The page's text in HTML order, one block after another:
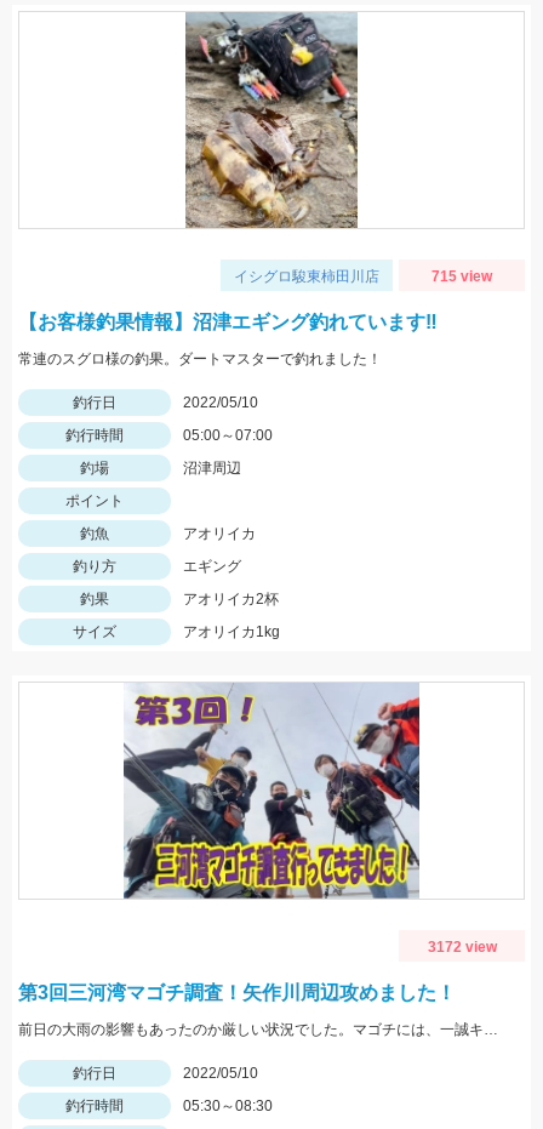
イシグロ駿東柿田川店 715 view
【お客様釣果情報】沼津エギング釣れています‼
常連のスグロ様の釣果。ダートマスターで釣れました！
釣行日
2022/05/10
釣行時間
05:00～07:00
釣場
沼津周辺
ポイント
釣魚
アオリイカ
釣り方
エギング
釣果
アオリイカ2杯
サイズ
アオリイカ1kg
3172 view
第3回三河湾マゴチ調査！矢作川周辺攻めました！
前日の大雨の影響もあったのか厳しい状況でした。マゴチには、一誠キャラメルシャッドが使いやすくオススメ！
釣行日
2022/05/10
釣行時間
05:30～08:30